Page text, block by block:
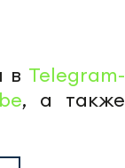
в Telegram-
, а также